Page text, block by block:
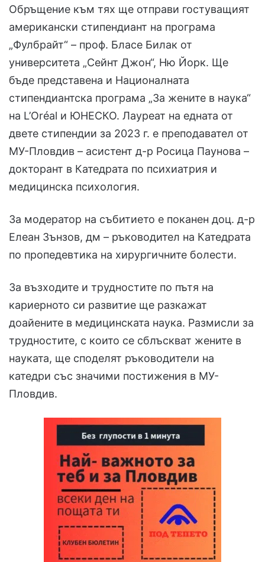
Обръщение към тях ще отправи гостуващият
американски стипендиант на програма
„Фулбрайт“ – проф. Бласе Билак от
университета „Сейнт Джон“, Ню Йорк. Ще
бъде представена и Националната
стипендиантска програма „За жените в наука“
на L’Oréal и ЮНЕСКО. Лауреат на едната от
двете стипендии за 2023 г. е преподавател от
МУ-Пловдив – асистент д-р Росица Паунова –
докторант в Катедрата по психиатрия и
медицинска психология.
За модератор на събитието е поканен доц. д-р
Елеан Зънзов, дм – ръководител на Катедрата
по пропедевтика на хирургичните болести.
За възходите и трудностите по пътя на
кариерното си развитие ще разкажат
доайените в медицинската наука. Размисли за
трудностите, с които се сблъскват жените в
науката, ще споделят ръководители на
катедри със значими постижения в МУ-
Пловдив.